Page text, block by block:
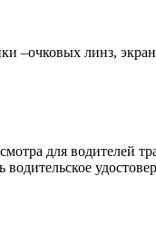
–очковых линз,
для водителей